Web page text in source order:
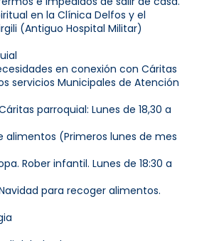
en la Clínica Delfos y el
(Antiguo Hospital Militar)
en conexión con Cáritas
servicios Municipales de Atención
parroquial: Lunes de 18,30 a
alimentos (Primeros lunes de mes
Rober infantil. Lunes de 18:30 a
para recoger alimentos.